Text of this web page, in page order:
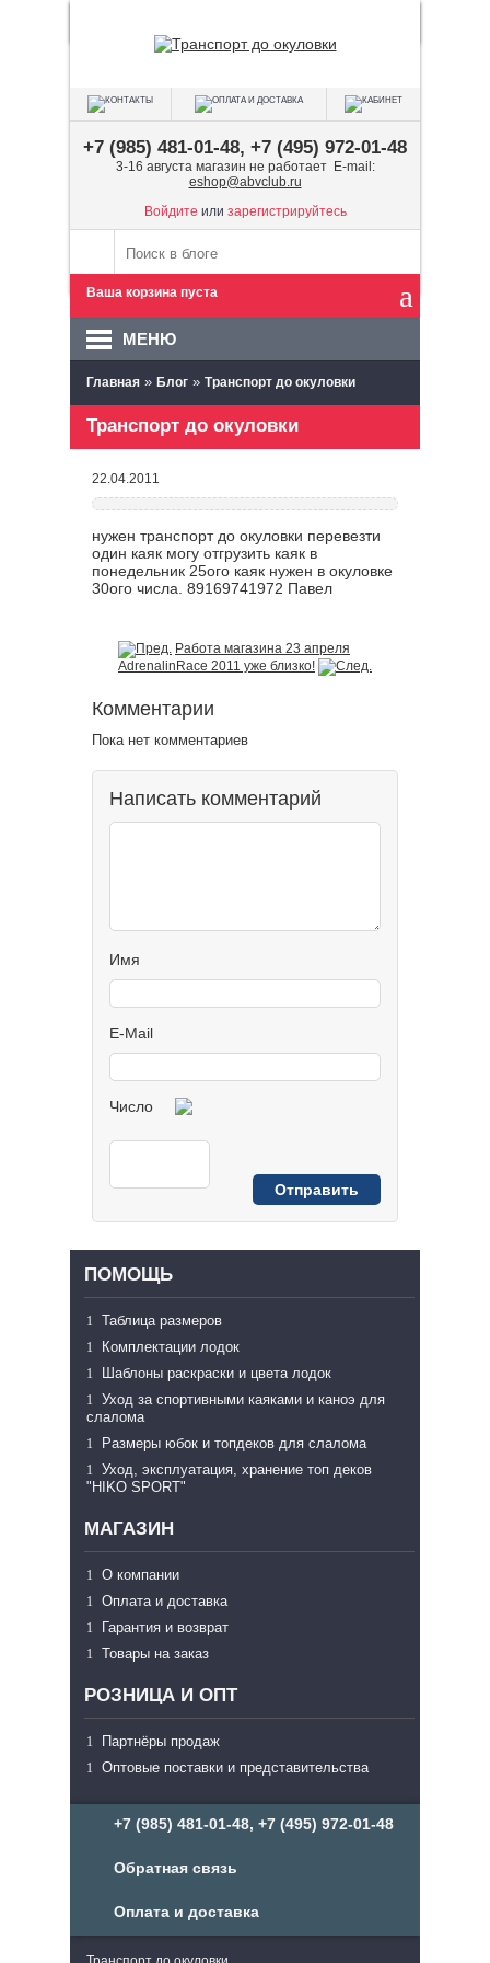
+7 (985) 481-01-48, +7 (495) 972-01-48
3-16 августа магазин не работает E-mail:
eshop@abvclub.ru
Войдите или зарегистрируйтесь
Ваша корзина пуста
МЕНЮ
Главная » Блог » Транспорт до окуловки
Транспорт до окуловки
22.04.2011
нужен транспорт до окуловки перевезти
один каяк могу отгрузить каяк в
понедельник 25ого каяк нужен в окуловке
30ого числа. 89169741972 Павел
Работа магазина 23 апреля
AdrenalinRace 2011 уже близко!
Комментарии
Пока нет комментариев
Написать комментарий
Имя
E-Mail
Число
ПОМОЩЬ
Таблица размеров
Комплектации лодок
Шаблоны раскраски и цвета лодок
Уход за спортивными каяками и каноэ для
слалома
Размеры юбок и топдеков для слалома
Уход, эксплуатация, хранение топ деков
"HIKO SPORT"
МАГАЗИН
О компании
Оплата и доставка
Гарантия и возврат
Товары на заказ
РОЗНИЦА И ОПТ
Партнёры продаж
Оптовые поставки и представительства
+7 (985) 481-01-48, +7 (495) 972-01-48
Обратная связь
Оплата и доставка